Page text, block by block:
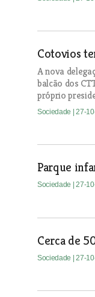
Cotovios
A nova
balcão dos
próprio
Sociedade | 27-
Parque
Sociedade | 27-
Cerca de
Sociedade | 27-